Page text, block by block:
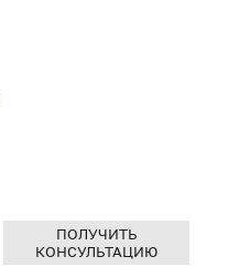
ПОЛУЧИТЬ
КОНСУЛЬТАЦИЮ